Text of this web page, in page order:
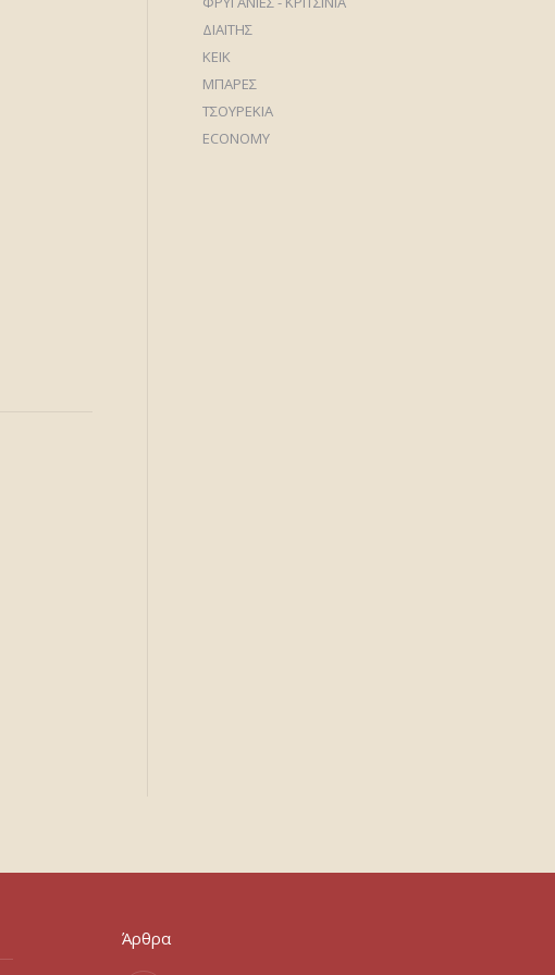
ΔΙΑΙΤΗΣ
ΚΕΙΚ
ΜΠΑΡΕΣ
ΤΣΟΥΡΕΚΙΑ
ECONOMY
Άρθρα